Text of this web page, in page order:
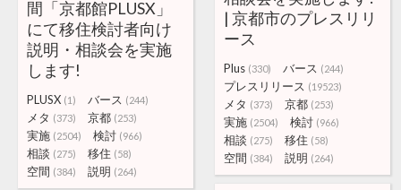
| 京都市のプレスリリ
ース
Plus (330) バース (244)
プレスリリース (19523)
メタ (373) 京都 (253)
実施 (2504) 検討 (966)
相談 (275) 移住 (58)
空間 (384) 説明 (264)
間「京都館PLUSX」
にて移住検討者向け
説明・相談会を実施
します!
PLUSX (1) バース (244)
メタ (373) 京都 (253)
実施 (2504) 検討 (966)
相談 (275) 移住 (58)
空間 (384) 説明 (264)